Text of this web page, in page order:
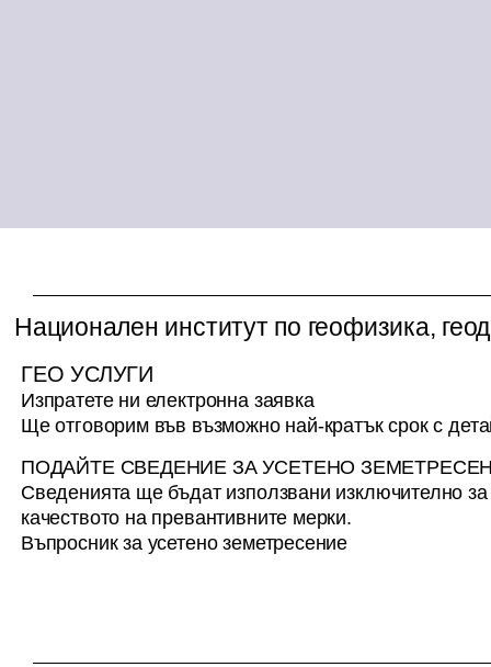
Национален институт по геофизика,
ГЕО УСЛУГИ
Изпратете ни електронна заявка
Ще отговорим във възможно най-кратък срок с
ПОДАЙТЕ СВЕДЕНИЕ ЗА УСЕТЕНО
Сведенията ще бъдат използвани изключително
качеството на превантивните мерки.
Въпросник за усетено земетресение